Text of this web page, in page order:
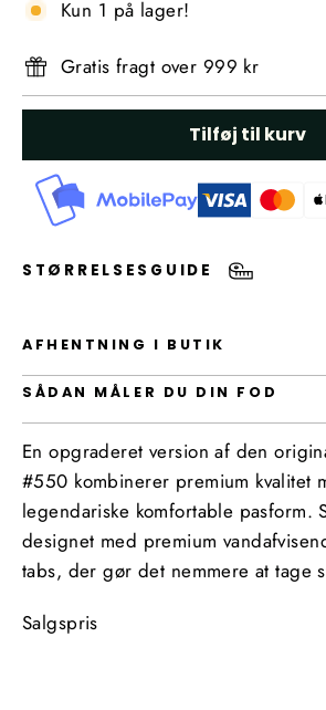
Kun 1 på lager!
Gratis fragt over 999 kr
Tilføj til kurv
STØRRELSESGUIDE
AFHENTNING I BUTIK
SÅDAN MÅLER DU DIN FOD
En opgraderet version af den
#550 kombinerer premium kvalitet
legendariske komfortable pasform.
designet med premium
tabs, der gør det nemmere at tage
Salgspris